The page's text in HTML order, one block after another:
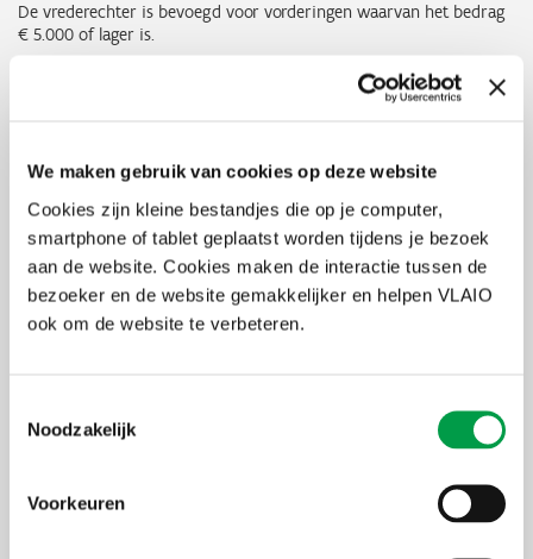
We maken gebruik van cookies op deze website
Cookies zijn kleine bestandjes die op je computer,
smartphone of tablet geplaatst worden tijdens je bezoek
aan de website. Cookies maken de interactie tussen de
bezoeker en de website gemakkelijker en helpen VLAIO
ook om de website te verbeteren.
Noodzakelijk
Voorkeuren
De vrederechter is bevoegd voor vorderingen waarvan het bedrag
€ 5.000 of lager is.
De rechtbank van eerste aanleg is bevoegd voor vorderingen
controles uitvoeren. Wanneer uit een controle van VLAIO blijkt dat
de steun onterecht werd aangevraagd of wanneer een te hoog
steunbedrag werd uitbetaald, zal de uitbetaalde steun geheel of
steun meer dan € 300 bedraagt, zal het terug te betalen
steunbedrag verhoogd worden met een administratieve kost van
van onjuiste verklaringen of foutieve informatie en niet spontaan
werd gecorrigeerd, wordt de onderneming voor vijf jaar